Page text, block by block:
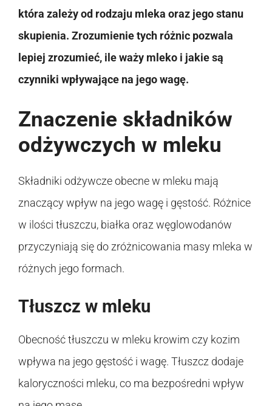
która zależy od rodzaju mleka oraz jego stanu
skupienia. Zrozumienie tych różnic pozwala
lepiej zrozumieć, ile waży mleko i jakie są
czynniki wpływające na jego wagę.
Znaczenie składników
odżywczych w mleku
Składniki odżywcze obecne w mleku mają
znaczący wpływ na jego wagę i gęstość. Różnice
w ilości tłuszczu, białka oraz węglowodanów
przyczyniają się do zróżnicowania masy mleka w
różnych jego formach.
Tłuszcz w mleku
Obecność tłuszczu w mleku krowim czy kozim
wpływa na jego gęstość i wagę. Tłuszcz dodaje
kaloryczności mleku, co ma bezpośredni wpływ